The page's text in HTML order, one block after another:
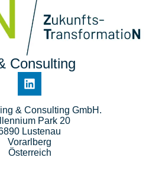
Consulting
& Consulting GmbH.
Park 20
Lustenau
Vorarlberg
Österreich